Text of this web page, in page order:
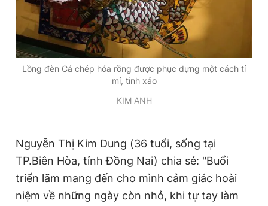
Lồng đèn Cá chép hóa rồng được phục dựng một cách tỉ
mỉ, tinh xảo
KIM ANH
Nguyễn Thị Kim Dung (36 tuổi, sống tại
TP.Biên Hòa, tỉnh Đồng Nai) chia sẻ: "Buổi
triển lãm mang đến cho mình cảm giác hoài
niệm về những ngày còn nhỏ, khi tự tay làm